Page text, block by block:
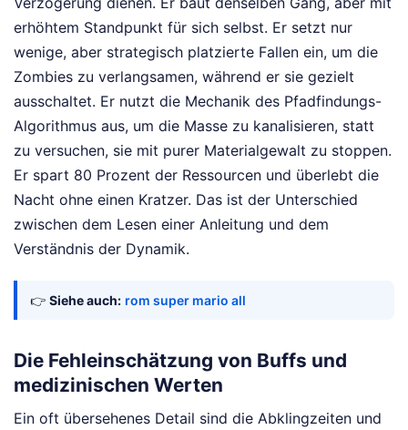
erhöhtem Standpunkt für sich selbst. Er setzt nur
wenige, aber strategisch platzierte Fallen ein, um die
Zombies zu verlangsamen, während er sie gezielt
ausschaltet. Er nutzt die Mechanik des Pfadfindungs-
Algorithmus aus, um die Masse zu kanalisieren, statt
zu versuchen, sie mit purer Materialgewalt zu stoppen.
Er spart 80 Prozent der Ressourcen und überlebt die
Nacht ohne einen Kratzer. Das ist der Unterschied
zwischen dem Lesen einer Anleitung und dem
Verständnis der Dynamik.
👉 Siehe auch: rom super mario all
Die Fehleinschätzung von Buffs und
medizinischen Werten
Ein oft übersehenes Detail sind die Abklingzeiten und